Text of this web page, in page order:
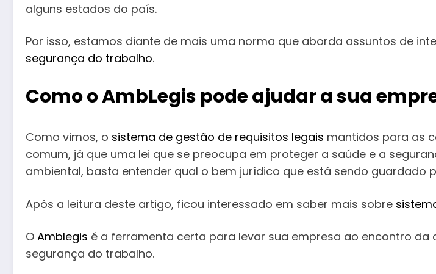
alguns estados do país.
Por isso, estamos diante de mais uma norma que aborda assuntos de
segurança do trabalho.
Como o AmbLegis pode ajudar a sua
Como vimos, o sistema de gestão de requisitos legais mantidos para as
comum, já que uma lei que se preocupa em proteger a saúde e a
ambiental, basta entender qual o bem jurídico que está sendo guardado
Após a leitura deste artigo, ficou interessado em saber mais sobre
O Amblegis é a ferramenta certa para levar sua empresa ao encontro da
segurança do trabalho.